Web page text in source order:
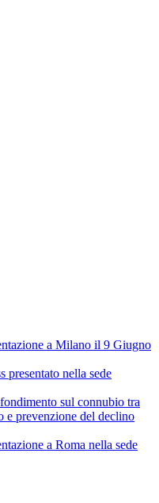
a Milano il 9 Giugno
presentato nella sede
sul connubio tra
e prevenzione del declino
a Roma nella sede